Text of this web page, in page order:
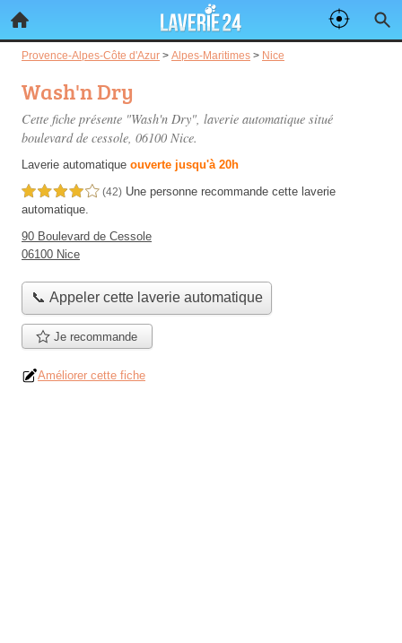
Provence-Alpes-Côte d'Azur > Alpes-Maritimes > Nice
Wash'n Dry
Cette fiche présente "Wash'n Dry", laverie automatique situé
boulevard de cessole, 06100 Nice.
Laverie automatique ouverte jusqu'à 20h
4,0 étoiles sur 5 (42) Une personne recommande cette laverie
automatique.
90 Boulevard de Cessole
06100 Nice
📞 Appeler cette laverie automatique
Je recommande
Améliorer cette fiche